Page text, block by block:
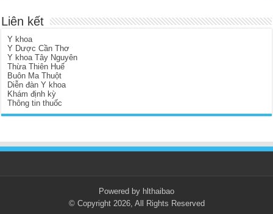
Liên kết
Y khoa
Y Dược Cần Thơ
Y khoa Tây Nguyên
Thừa Thiên Huế
Buôn Ma Thuột
Diễn đàn Y khoa
Khám định kỳ
Thông tin thuốc
Powered by hlthaibao
© Copyright 2026, All Rights Reserved